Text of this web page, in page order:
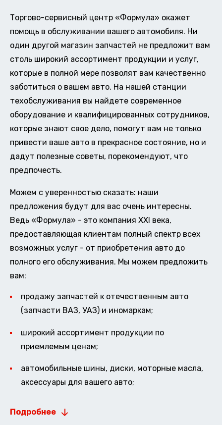
Торгово-сервисный центр «Формула» окажет
помощь в обслуживании вашего автомобиля. Ни
один другой магазин запчастей не предложит вам
столь широкий ассортимент продукции и услуг,
которые в полной мере позволят вам качественно
заботиться о вашем авто. На нашей станции
техобслуживания вы найдете современное
оборудование и квалифицированных сотрудников,
которые знают свое дело, помогут вам не только
привести ваше авто в прекрасное состояние, но и
дадут полезные советы, порекомендуют, что
предпочесть.
Можем с уверенностью сказать: наши
предложения будут для вас очень интересны.
Ведь «Формула» - это компания XXI века,
предоставляющая клиентам полный спектр всех
возможных услуг - от приобретения авто до
полного его обслуживания. Мы можем предложить
вам:
продажу запчастей к отечественным авто
(запчасти ВАЗ, УАЗ) и иномаркам;
широкий ассортимент продукции по
приемлемым ценам;
автомобильные шины, диски, моторные масла,
аксессуары для вашего авто;
Подробнее